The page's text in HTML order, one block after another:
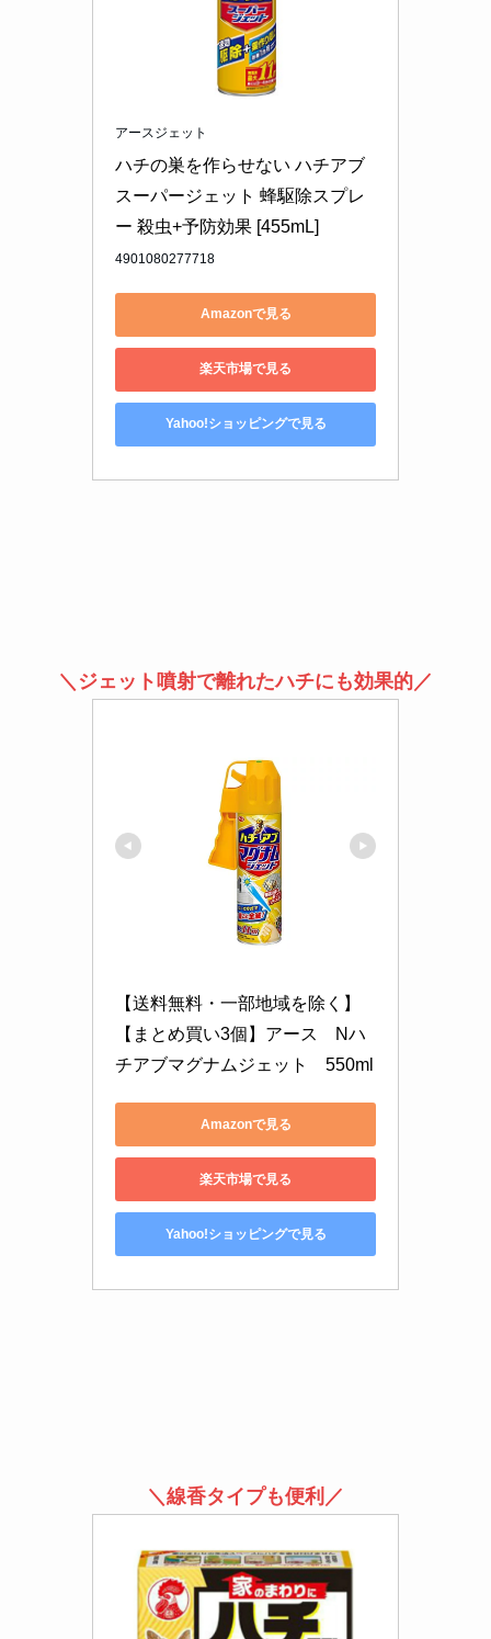
アースジェット
ハチの巣を作らせない ハチアブ
スーパージェット 蜂駆除スプレ
ー 殺虫+予防効果 [455mL]
4901080277718
Amazonで見る
楽天市場で見る
Yahoo!ショッピングで見る
＼ジェット噴射で離れたハチにも効果的／
【送料無料・一部地域を除く】
【まとめ買い3個】アース　Nハ
チアブマグナムジェット　550ml
Amazonで見る
楽天市場で見る
Yahoo!ショッピングで見る
＼線香タイプも便利／